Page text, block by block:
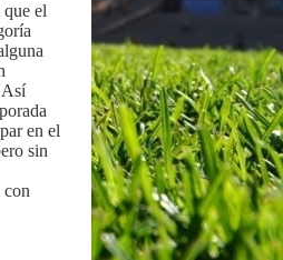
el
Así
en el
sin
con